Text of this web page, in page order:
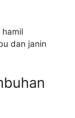
hamil
dan janin